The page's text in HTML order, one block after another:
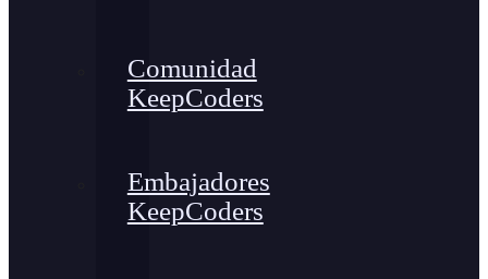
Comunidad
KeepCoders
Embajadores
KeepCoders